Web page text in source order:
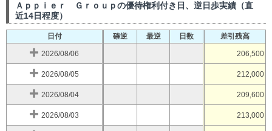
Ａｐｐｉｅｒ Ｇｒｏｕｐの優待権利付き日、逆日歩実績（直
近14日程度）
日付 確逆 最逆 日数 差引残高
2026/08/06 206,500
2026/08/05 212,000
2026/08/04 209,600
2026/08/03 213,000